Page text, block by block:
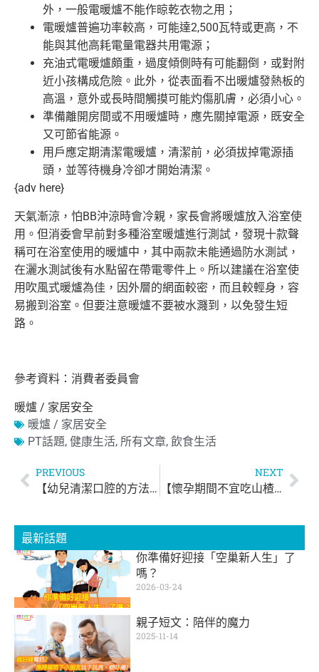
外，一般電暖爐不能作晾乾衣物之用；
電暖爐普遍功率較高，可能達2,500瓦特或更高，不
能與其他高耗電量電器共用電源；
充油式電暖爐頗重，過度傾側時有可能翻倒，或對附
近小孩構成危險 。此外，從表面看不出暖爐發熱板的
高溫，意外或長時間觸摸可能灼傷肌膚，必須小心。
準備離開房間或不用暖爐時，應先關掉電源，既安全
又可節省能源。
用戶應定期清潔電暖爐，清潔前，必須拔掉電源插
頭，並等待機身冷卻才開始清潔。
{adv here}
天氣漸涼，怕BB沖涼時會冷親，家長會將暖爐放入浴室使
用。但消委會早前對多種浴室暖爐進行測試，發現十款聲
稱可在浴室使用的暖爐中，其中兩款未能通過防水測試，
在灑水測試後有水點留在帶電零件上。所以建議在浴室使
用吹風式暖爐為佳，因外層的網面較密，而 且較輕身，容
易搬到浴室。但要注意暖爐不要被水濺到，以免發生短
路。
參考資料：消費者委員會
暖爐 / 家居安全
暖爐 / 家居安全
PT話題, 健康生活, 所有文章, 飲食生活
PREVIOUS
【幼兒清潔口腔的方法】
NEXT
【懷孕期間不宜吃山楂】
最新話題
你準備好迎接「空巢新人生」了
嗎？
2026-03-24
親子短文：陪伴的魔力
2025-11-14